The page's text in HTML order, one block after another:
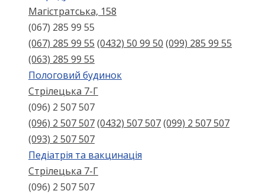
Магістратська, 158
(067) 285 99 55
(067) 285 99 55 (0432) 50 99 50 (099) 285 99 55
(063) 285 99 55
Пологовий будинок
Стрілецька 7-Г
(096) 2 507 507
(096) 2 507 507(0432) 507 507(099) 2 507 507
(093) 2 507 507
Педіатрія та вакцинація
Стрілецька 7-Г
(096) 2 507 507